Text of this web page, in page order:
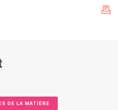
DE LA MATIÈRE